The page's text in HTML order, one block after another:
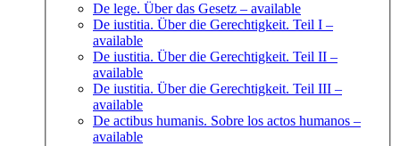
De lege. Über das Gesetz – available
De iustitia. Über die Gerechtigkeit. Teil I –
available
De iustitia. Über die Gerechtigkeit. Teil II –
available
De iustitia. Über die Gerechtigkeit. Teil III –
available
De actibus humanis. Sobre los actos humanos –
available